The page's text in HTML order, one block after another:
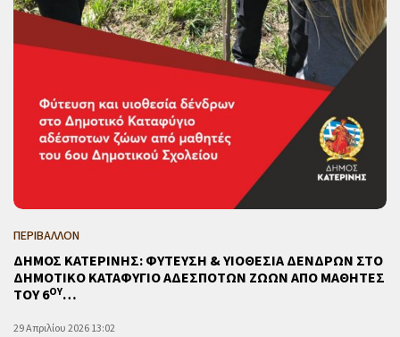
ΠΕΡΙΒΑΛΛΟΝ
ΔΗΜΟΣ ΚΑΤΕΡΙΝΗΣ: ΦΥΤΕΥΣΗ & ΥΙΟΘΕΣΙΑ ΔΕΝΔΡΩΝ ΣΤΟ
ΔΗΜΟΤΙΚΟ ΚΑΤΑΦΥΓΙΟ ΑΔΕΣΠΟΤΩΝ ΖΩΩΝ ΑΠΟ ΜΑΘΗΤΕΣ
ΤΟΥ 6ΟΥ…
29 Απριλίου 2026 13:02